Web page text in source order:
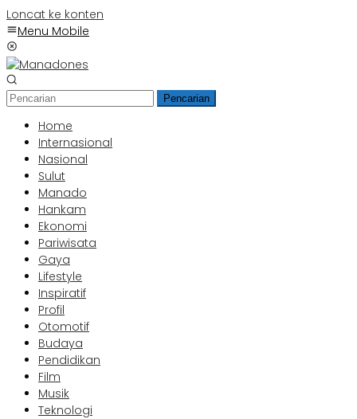
Loncat ke konten
Menu Mobile
Pencarian
Home
Internasional
Nasional
Sulut
Manado
Hankam
Ekonomi
Pariwisata
Gaya
Lifestyle
Inspiratif
Profil
Otomotif
Budaya
Pendidikan
Film
Musik
Teknologi